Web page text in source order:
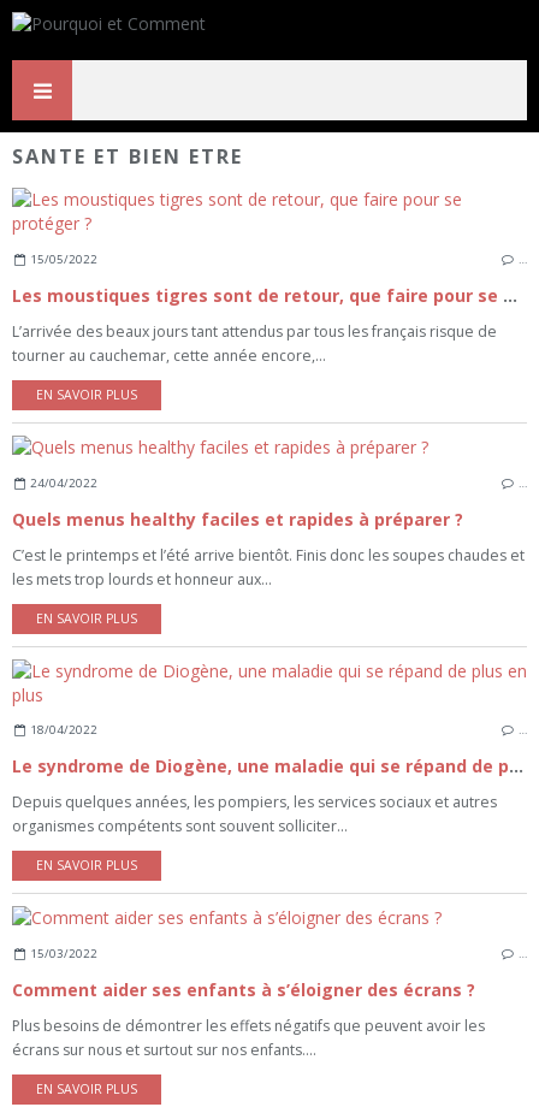
SANTE ET BIEN ETRE
15/05/2022 …
Les moustiques tigres sont de retour, que faire pour se protéger ?
L’arrivée des beaux jours tant attendus par tous les français risque de
tourner au cauchemar, cette année encore,...
EN SAVOIR PLUS
24/04/2022 …
Quels menus healthy faciles et rapides à préparer ?
C’est le printemps et l’été arrive bientôt. Finis donc les soupes chaudes et
les mets trop lourds et honneur aux...
EN SAVOIR PLUS
18/04/2022 …
Le syndrome de Diogène, une maladie qui se répand de plus en plus
Depuis quelques années, les pompiers, les services sociaux et autres
organismes compétents sont souvent solliciter...
EN SAVOIR PLUS
15/03/2022 …
Comment aider ses enfants à s’éloigner des écrans ?
Plus besoins de démontrer les effets négatifs que peuvent avoir les
écrans sur nous et surtout sur nos enfants....
EN SAVOIR PLUS